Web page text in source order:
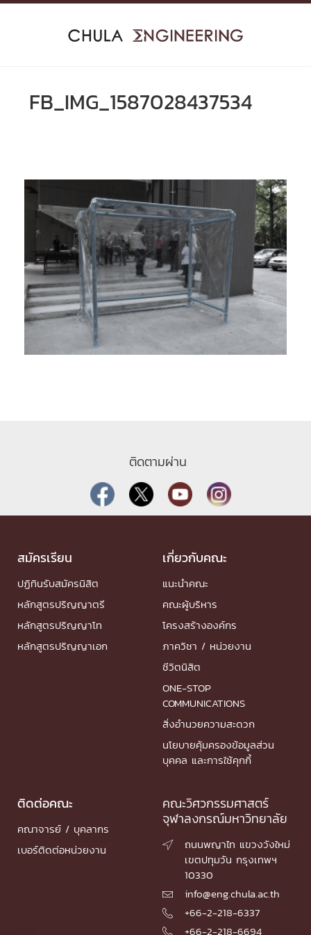
Skip
FB_IMG_1587028437534
ติดตามผ่าน
สมัครเรียน
ปฏิทินรับสมัครนิสิต
หลักสูตรปริญญาตรี
หลักสูตรปริญญาโท
หลักสูตรปริญญาเอก
เกี่ยวกับคณะ
แนะนำคณะ
คณะผู้บริหาร
โครงสร้างองค์กร
ภาควิชา / หน่วยงาน
ชีวิตนิสิต
ONE-STOP
COMMUNICATIONS
สิ่งอำนวยความสะดวก
นโยบายคุ้มครองข้อมูลส่วน
บุคคล และการใช้คุกกี้
ติดต่อคณะ
คณาจารย์ / บุคลากร
เบอร์ติดต่อหน่วยงาน
คณะวิศวกรรมศาสตร์
จุฬาลงกรณ์มหาวิทยาลัย

ถนนพญาไท แขวงวังใหม่
เขตปทุมวัน กรุงเทพฯ
10330
 info@eng.chula.ac.th
 +66-2-218-6337
 +66-2-218-6694